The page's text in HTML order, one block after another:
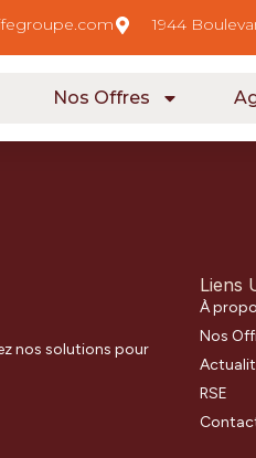
1944
Nos Offres
nos solutions pour
Liens
À
Nos
RSE